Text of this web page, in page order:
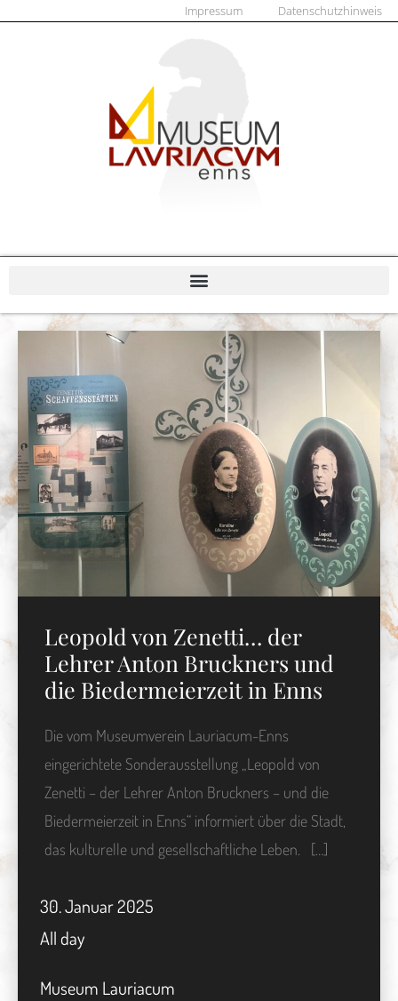
Impressum Datenschutzhinweis
Leopold von Zenetti… der
Lehrer Anton Bruckners und
die Biedermeierzeit in Enns
Die vom Museumverein Lauriacum-Enns
eingerichtete Sonderausstellung „Leopold von
Zenetti – der Lehrer Anton Bruckners – und die
Biedermeierzeit in Enns“ informiert über die Stadt,
das kulturelle und gesellschaftliche Leben. […]
30.Januar2025
All day
Museum Lauriacum